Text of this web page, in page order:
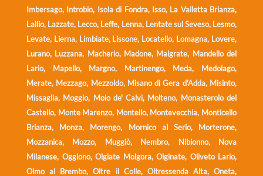
Imbersago, Introbio, Isola di Fondra, Isso, La Valletta Brianza,
Lallio, Lazzate, Lecco, Leffe, Lenna, Lentate sul Seveso, Lesmo,
Levate, Lierna, Limbiate, Lissone, Locatello, Lomagna, Lovere,
Lurano, Luzzana, Macherio, Madone, Malgrate, Mandello del
Lario, Mapello, Margno, Martinengo, Meda, Medolago,
Merate, Mezzago, Mezzoldo, Misano di Gera d'Adda, Misinto,
Missaglia, Moggio, Moio de' Calvi, Molteno, Monasterolo del
Castello, Monte Marenzo, Montello, Montevecchia, Monticello
Brianza, Monza, Morengo, Mornico al Serio, Morterone,
Mozzanica, Mozzo, Muggiò, Nembro, Nibionno, Nova
Milanese, Oggiono, Olgiate Molgora, Olginate, Oliveto Lario,
Olmo al Brembo, Oltre il Colle, Oltressenda Alta, Oneta,